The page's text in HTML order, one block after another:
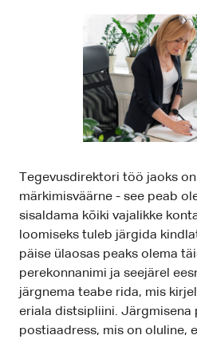
Tegevusdirektori töö jaoks
märkimisväärne - see peab
sisaldama kõiki vajalikke
loomiseks tuleb järgida
päise ülaosas peaks olema
perekonnanimi ja seejärel
järgnema teabe rida, mis
eriala distsipliini. Järgmisena
postiaadress, mis on oluline,